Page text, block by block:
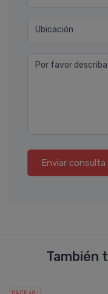
Ubicación
Por favor
Enviar consulta
También